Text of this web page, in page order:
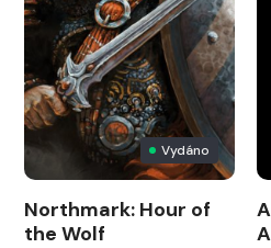
Vydáno
Northmark: Hour of
the Wolf